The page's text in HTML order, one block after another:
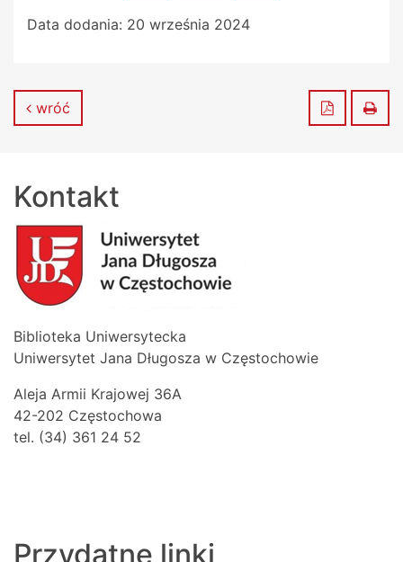
Data dodania: 20 września 2024
wróć Zapisz do
Kontakt
Biblioteka Uniwersytecka
Uniwersytet Jana Długosza w Częstochowie
Aleja Armii Krajowej 36A
42-202 Częstochowa
tel. (34) 361 24 52
Przydatne linki